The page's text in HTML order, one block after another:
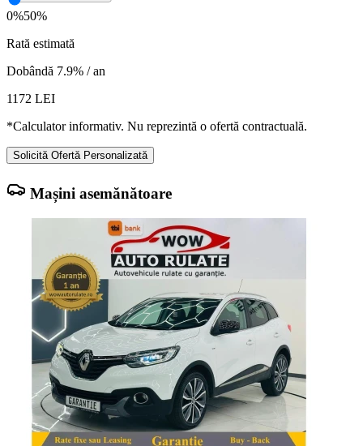
0%50%
Rată estimată
Dobândă 7.9% / an
1172 LEI
*Calculator informativ. Nu reprezintă o ofertă contractuală.
Solicită Ofertă Personalizată
Mașini asemănătoare